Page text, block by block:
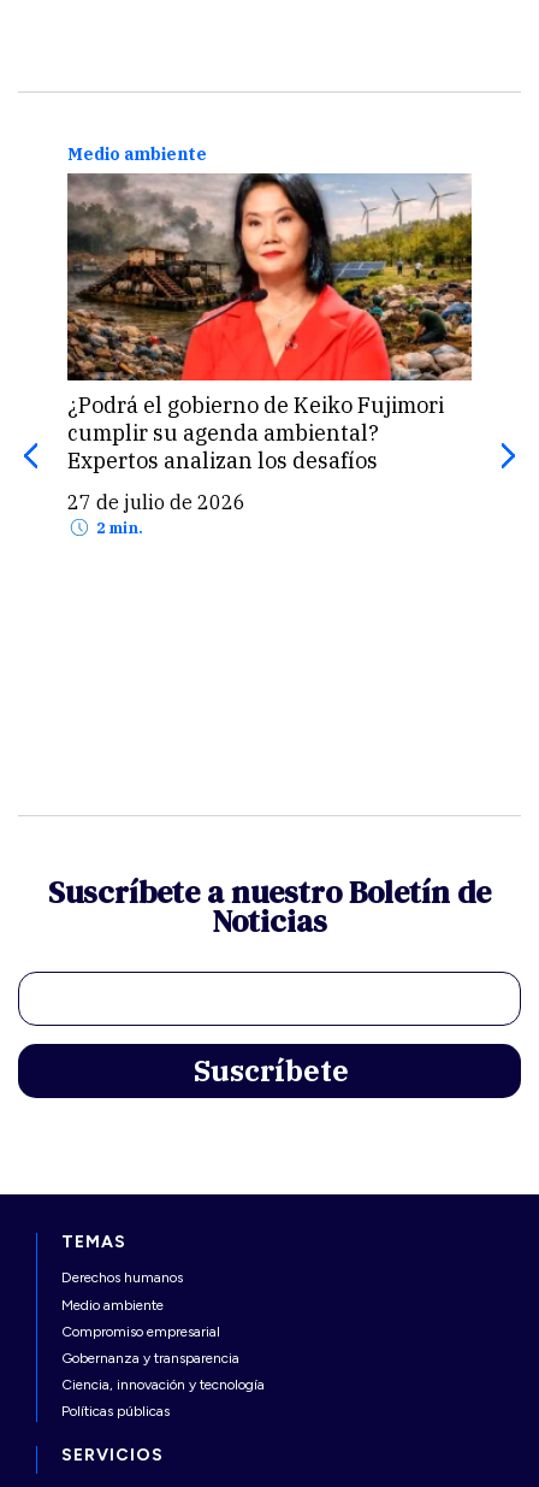
Medio ambiente
¿Podrá el gobierno de Keiko Fujimori
cumplir su agenda ambiental?
Expertos analizan los desafíos
27 de julio de 2026
2 min.
Suscríbete a nuestro Boletín de
Noticias
TEMAS
Derechos humanos
Medio ambiente
Compromiso empresarial
Gobernanza y transparencia
Ciencia, innovación y tecnología
Políticas públicas
SERVICIOS